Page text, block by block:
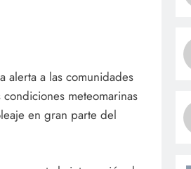
alerta a las comunidades
meteomarinas
en gran parte del